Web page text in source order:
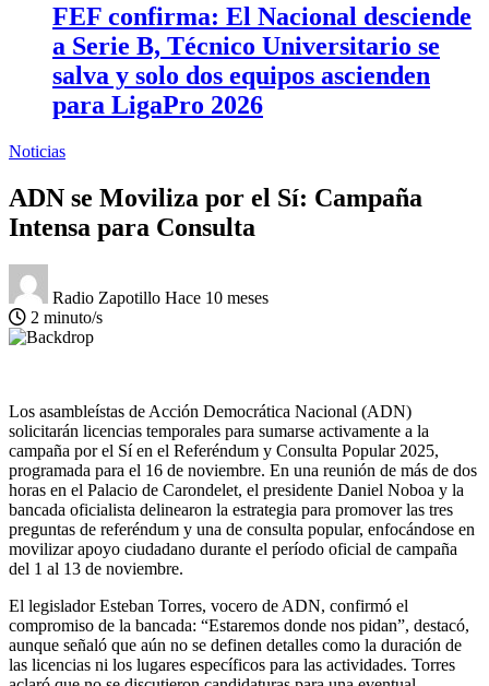
FEF confirma: El Nacional desciende
a Serie B, Técnico Universitario se
salva y solo dos equipos ascienden
para LigaPro 2026
Noticias
ADN se Moviliza por el Sí: Campaña
Intensa para Consulta
Radio Zapotillo Hace 10 meses
2 minuto/s
Los asambleístas de Acción Democrática Nacional (ADN)
solicitarán licencias temporales para sumarse activamente a la
campaña por el Sí en el Referéndum y Consulta Popular 2025,
programada para el 16 de noviembre. En una reunión de más de dos
horas en el Palacio de Carondelet, el presidente Daniel Noboa y la
bancada oficialista delinearon la estrategia para promover las tres
preguntas de referéndum y una de consulta popular, enfocándose en
movilizar apoyo ciudadano durante el período oficial de campaña
del 1 al 13 de noviembre.
El legislador Esteban Torres, vocero de ADN, confirmó el
compromiso de la bancada: “Estaremos donde nos pidan”, destacó,
aunque señaló que aún no se definen detalles como la duración de
las licencias ni los lugares específicos para las actividades. Torres